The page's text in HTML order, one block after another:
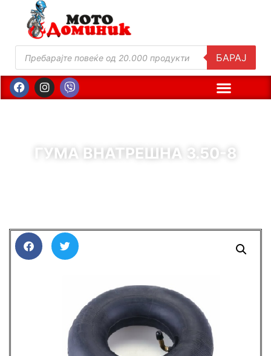
БАРАЈ
ГУМА ВНАТРЕШНА 3.50-8